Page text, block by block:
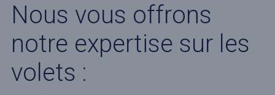
Nous vous offrons
notre expertise sur les
volets :